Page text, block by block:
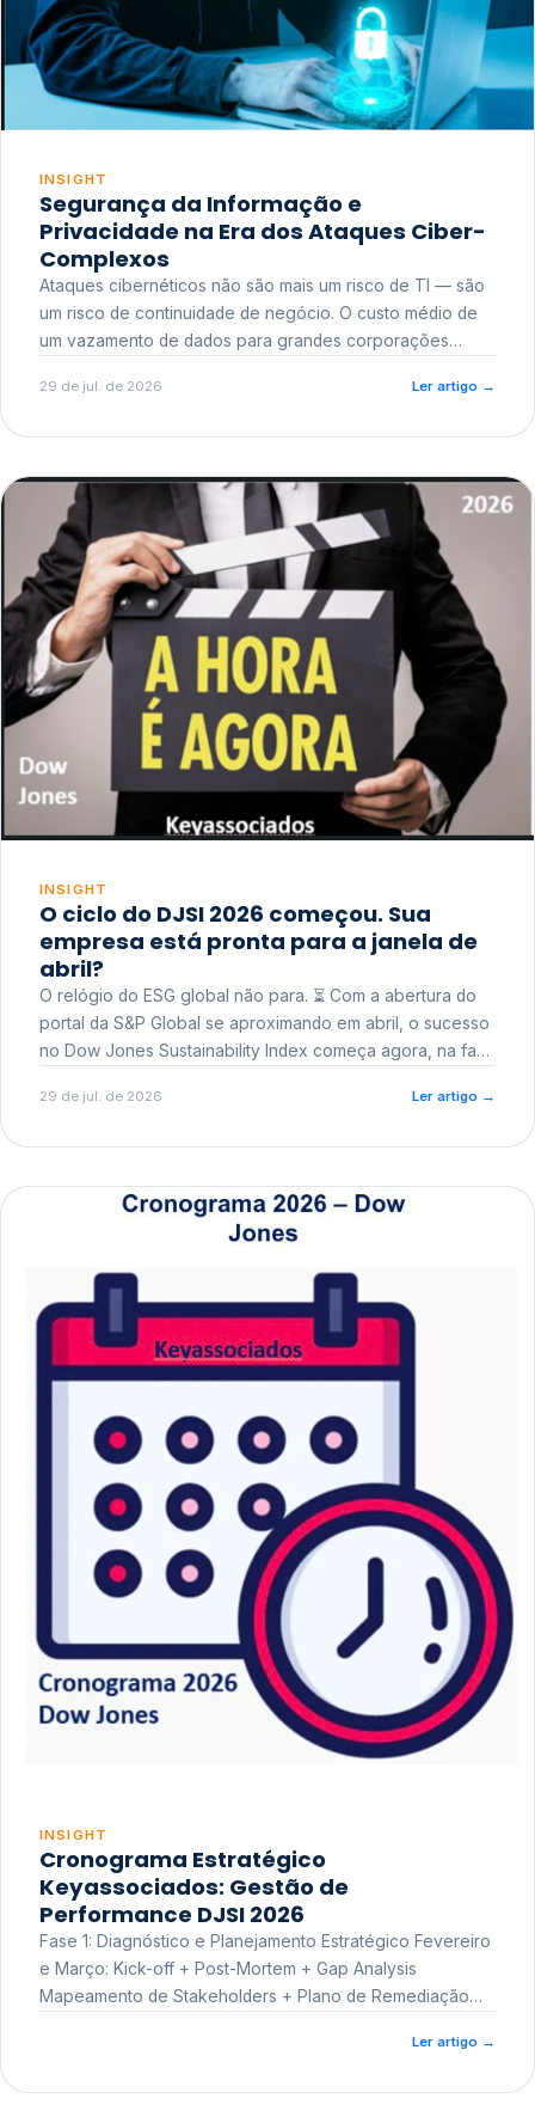
INSIGHT
Segurança da Informação e
Privacidade na Era dos Ataques Ciber-
Complexos
Ataques cibernéticos não são mais um risco de TI — são
um risco de continuidade de negócio. O custo médio de
um vazamento de dados para grandes corporações
reputacional e o risco regulatório junto a órgãos como a
29 de jul. de 2026 Ler artigo →
INSIGHT
O ciclo do DJSI 2026 começou. Sua
empresa está pronta para a janela de
abril?
O relógio do ESG global não para. ⏳ Com a abertura do
portal da S&P Global se aproximando em abril, o sucesso
no Dow Jones Sustainability Index começa agora, na fase
29 de jul. de 2026 Ler artigo →
INSIGHT
Cronograma Estratégico
Keyassociados: Gestão de
Performance DJSI 2026
Fase 1: Diagnóstico e Planejamento Estratégico Fevereiro
e Março: Kick-off + Post-Mortem + Gap Analysis
Mapeamento de Stakeholders + Plano de Remediação
Ler artigo →